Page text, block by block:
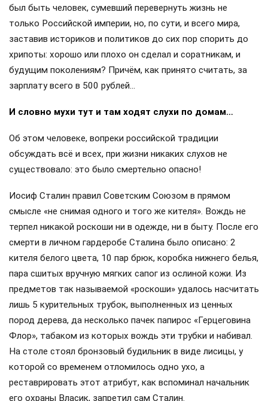
был быть человек, сумевший перевернуть жизнь не
только Российской империи, но, по сути, и всего мира,
заставив историков и политиков до сих пор спорить до
хрипоты: хорошо или плохо он сделал и соратникам, и
будущим поколениям? Причём, как принято считать, за
зарплату всего в 500 рублей…
И словно мухи тут и там ходят слухи по домам…
Об этом человеке, вопреки российской традиции
обсуждать всё и всех, при жизни никаких слухов не
существовало: это было смертельно опасно!
Иосиф Сталин правил Советским Союзом в прямом
смысле «не снимая одного и того же кителя». Вождь не
терпел никакой роскоши ни в одежде, ни в быту. После его
смерти в личном гардеробе Сталина было описано: 2
кителя белого цвета, 10 пар брюк, коробка нижнего белья,
пара сшитых вручную мягких сапог из ослиной кожи. Из
предметов так называемой «роскоши» удалось насчитать
лишь 5 курительных трубок, выполненных из ценных
пород дерева, да несколько пачек папирос «Герцеговина
Флор», табаком из которых вождь эти трубки и набивал.
На столе стоял бронзовый будильник в виде лисицы, у
которой со временем отломилось одно ухо, а
реставрировать этот атрибут, как вспоминал начальник
его охраны Власик, запретил сам Сталин.